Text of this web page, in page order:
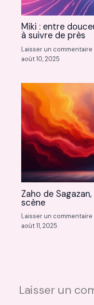
Miki : entre
à suivre de près
Laisser un commentaire
août 10, 2025
Zaho de
scène
Laisser un commentaire
août 11, 2025
Laisser un